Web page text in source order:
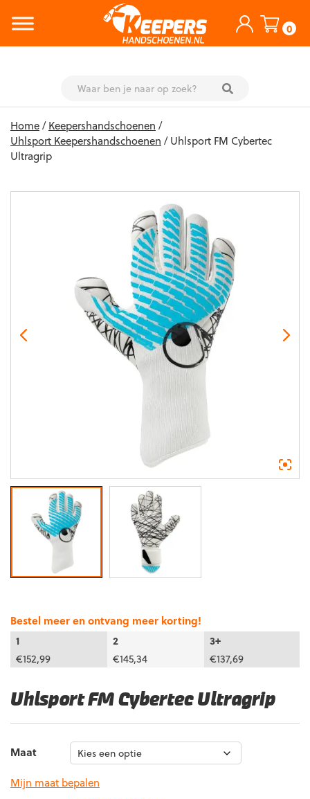
0
content
Home/Keepershandschoenen /
Uhlsport Keepershandschoenen / Uhlsport FM Cybertec
Ultragrip
Uhlsport FM Cybertec Ultragrip
Bestel meer en ontvang meer korting!
1
2
3+
€152,99 €145,34 €137,69
Maat
Mijn maat bepalen